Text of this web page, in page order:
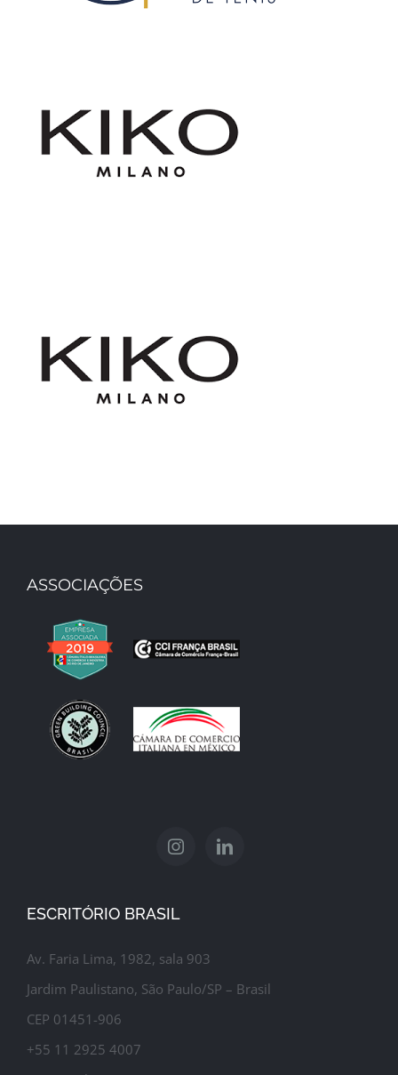
Sociedade Harmonia de Tênis
Kiko Milano – Shopping Pátio
Paulista
Kiko Milano – Shopping Pátio
ASSOCIAÇÕES
ESCRITÓRIO BRASIL
Av. Faria Lima, 1982, sala 903
Jardim Paulistano, São Paulo/SP – Brasil
CEP 01451-906
+55 11 2925 4007